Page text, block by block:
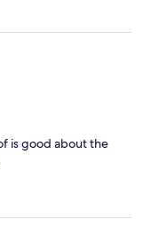
is good about the